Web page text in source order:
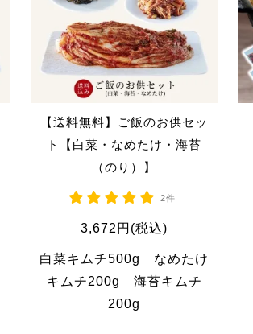
【送料無料】ご飯のお供セッ
ト【白菜・なめたけ・海苔
（のり）】
2件
3,672円(税込)
白菜キムチ500g なめたけ
キムチ200g 海苔キムチ
200g